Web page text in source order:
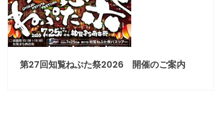
第27回知覧ねぷた祭2026 開催のご案内